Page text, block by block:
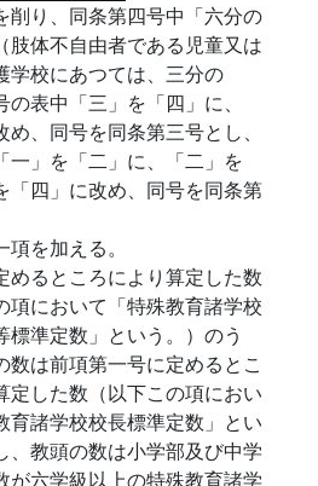
削り、同条第四号中「六分の
肢体不自由者である児童又は
学校にあつては、三分の
表中「三」を「四」に、
め、同号を同条第三号とし、
一」を「二」に、「二」を
「四」に改め、同号を同条第
を加える。
めるところにより算定した数
項において「特殊教育諸学校
標準定数」という。）のう
数は前項第一号に定めるとこ
定した数（以下この項におい
育諸学校校長標準定数」とい
、教頭の数は小学部及び中学
が六学級以上の特殊教育諸学